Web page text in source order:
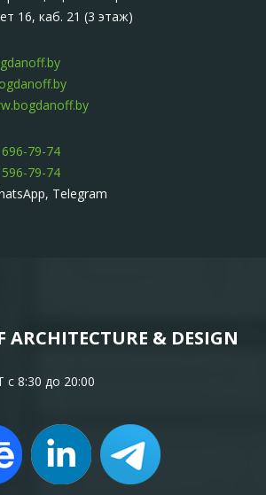
16, каб. 21 (3 этаж)
79-74
79-74
Telegram
ARCHITECTURE & DESIGN
8:30 до 20:00